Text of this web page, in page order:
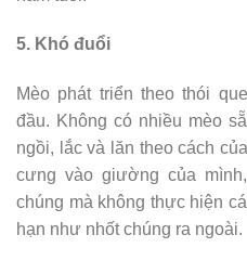
5. Khó đuổi
Mèo phát triển theo thói
đầu. Không có nhiều mèo
ngồi, lắc và lăn theo cách
cưng vào giường của
chúng mà không thực hiện
hạn như nhốt chúng ra ngoài.